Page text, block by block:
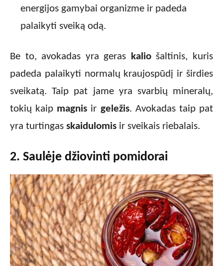
energijos gamybai organizme ir padeda
palaikyti sveiką odą.
Be to, avokadas yra geras kalio šaltinis, kuris
padeda palaikyti normalų kraujospūdį ir širdies
sveikatą. Taip pat jame yra svarbių mineralų,
tokių kaip magnis ir geležis. Avokadas taip pat
yra turtingas skaidulomis ir sveikais riebalais.
2. Saulėje džiovinti pomidorai